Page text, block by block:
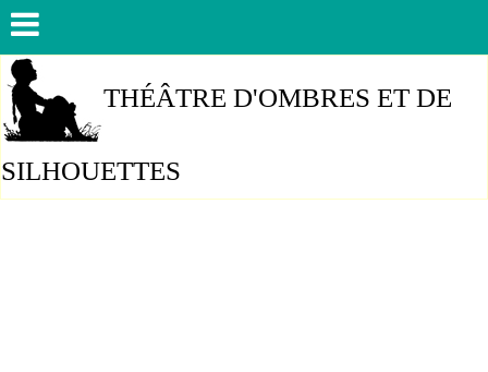
THÉÂTRE D'OMBRES ET DE
SILHOUETTES